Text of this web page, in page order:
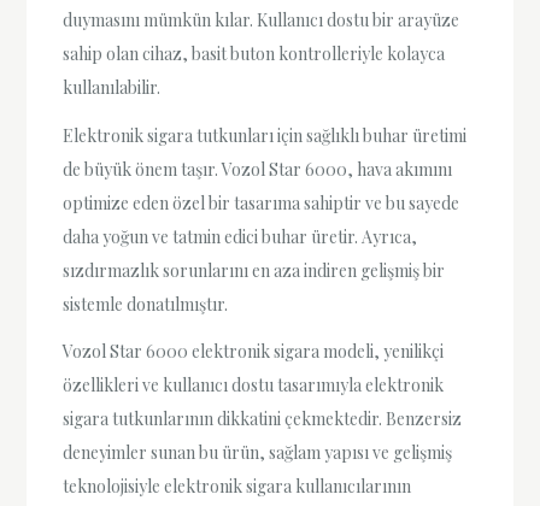
duymasını mümkün kılar. Kullanıcı dostu bir arayüze
sahip olan cihaz, basit buton kontrolleriyle kolayca
kullanılabilir.
Elektronik sigara tutkunları için sağlıklı buhar üretimi
de büyük önem taşır. Vozol Star 6000, hava akımını
optimize eden özel bir tasarıma sahiptir ve bu sayede
daha yoğun ve tatmin edici buhar üretir. Ayrıca,
sızdırmazlık sorunlarını en aza indiren gelişmiş bir
sistemle donatılmıştır.
Vozol Star 6000 elektronik sigara modeli, yenilikçi
özellikleri ve kullanıcı dostu tasarımıyla elektronik
sigara tutkunlarının dikkatini çekmektedir. Benzersiz
deneyimler sunan bu ürün, sağlam yapısı ve gelişmiş
teknolojisiyle elektronik sigara kullanıcılarının